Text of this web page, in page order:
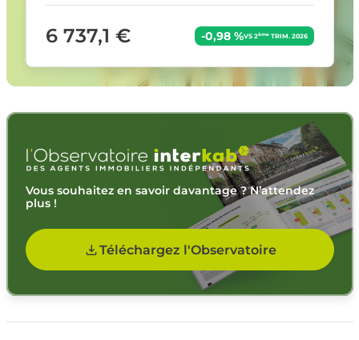
6 737,1 € -0,98 %VS 2èmeTRIM. 2026
Vous souhaitez en savoir davantage ? N’attendez
plus !
Téléchargez l'Observatoire